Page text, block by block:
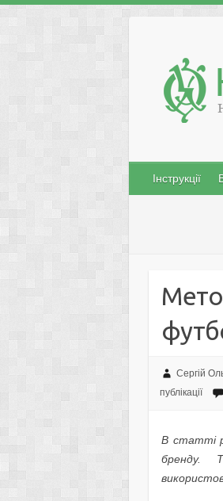
content
Інструкції
Сергій
публікації
В статті
бренду.